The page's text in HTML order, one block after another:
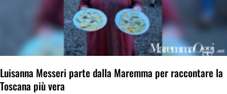
Luisanna Messeri parte dalla Maremma per raccontare la
Toscana più vera